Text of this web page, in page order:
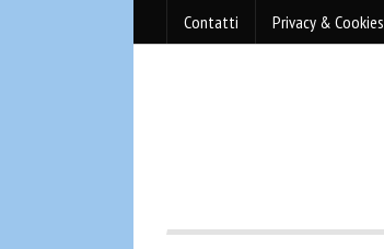
Contatti Privacy & Cookies